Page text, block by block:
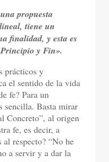
propuesta
tiene un
finalidad, y esta es
y Fin».
prácticos y
el sentido de la vida
fe? Para un
sencilla. Basta mirar
Concreto”, al origen
fe, es decir, a
al respecto? “No he
a servir y a dar la